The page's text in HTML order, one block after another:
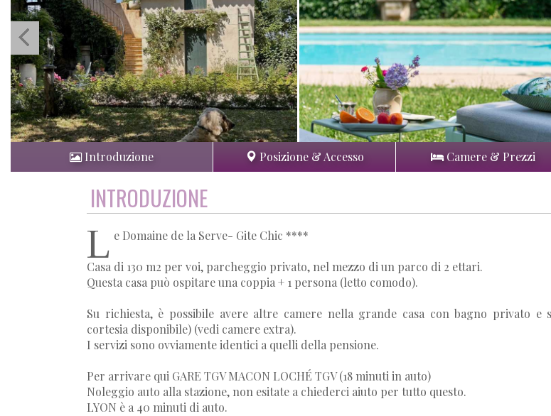
Introduzione Posizione & Accesso Camere & Prezzi
INTRODUZIONE
L e Domaine de la Serve- Gite Chic ****
Casa di 130 m2 per voi, parcheggio privato, nel mezzo di un parco di 2 ettari.
Questa casa può ospitare una coppia + 1 persona (letto comodo).
Su richiesta, è possibile avere altre camere nella grande casa con bagno privato e
cortesia disponibile) (vedi camere extra).
I servizi sono ovviamente identici a quelli della pensione.
Per arrivare qui GARE TGV MACON LOCHÉ TGV (18 minuti in auto)
Noleggio auto alla stazione, non esitate a chiederci aiuto per tutto questo.
LYON è a 40 minuti di auto.